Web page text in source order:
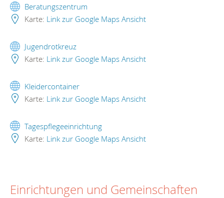
Beratungszentrum
Karte: Link zur Google Maps Ansicht
Jugendrotkreuz
Karte: Link zur Google Maps Ansicht
Kleidercontainer
Karte: Link zur Google Maps Ansicht
Tagespflegeeinrichtung
Karte: Link zur Google Maps Ansicht
Einrichtungen und Gemeinschaften